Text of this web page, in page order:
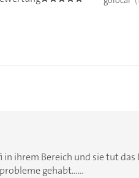
ihrem Bereich und sie tut
gehabt......